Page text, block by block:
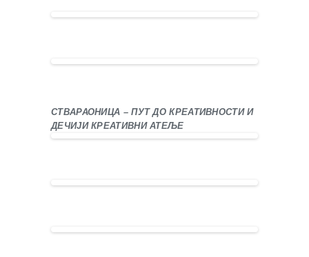
СТВАРАОНИЦА – ПУТ ДО КРЕАТИВНОСТИ И
ДЕЧИЈИ КРЕАТИВНИ АТЕЉЕ